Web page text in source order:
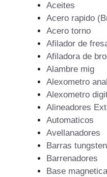
Aceites
Acero rapido
Acero torno
Afilador de
Afiladora de
Alambre mig
Alexometro
Alexometro
Alineadores
Automaticos
Avellanadores
Barras
Barrenadores
Base magnetica